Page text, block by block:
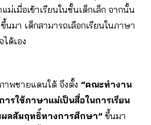
ม่เมื่อเข้าเรียนในชั้นเด็กเล็ก จากนั้น
นมา เด็กสามารถเลือกเรียนในภาษา
ด้เอง
พชายแดนใต้ จึงตั้ง “คณะทํางาน
รใช้ภาษาแม่เป็นสื่อในการเรียน
ผลสัมฤทธิ์ทางการศึกษา” ขึ้นมา